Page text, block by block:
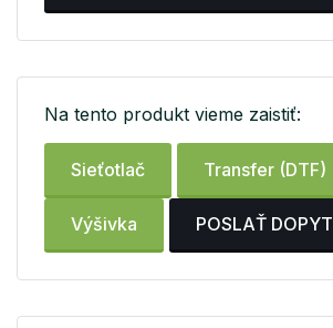
Na tento produkt vieme zaistiť:
Sieťotlač Transfer (DTF)
Výšivka POSLAŤ DOPYT